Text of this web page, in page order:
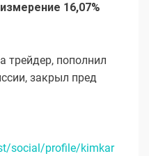
16,07%
трейдер, пополнил
закрыл пред
social/profile/kimkar